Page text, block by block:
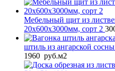
Мебельный щит из
20x600x3000мм, сорт 2
штиль из ангарской
1960 руб.м2